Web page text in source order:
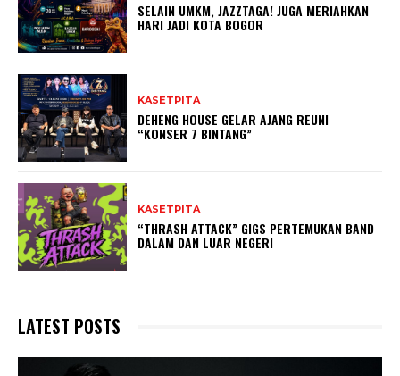
SELAIN UMKM, JAZZTAGA! JUGA MERIAHKAN
HARI JADI KOTA BOGOR
KASETPITA
DEHENG HOUSE GELAR AJANG REUNI
“KONSER 7 BINTANG”
KASETPITA
“THRASH ATTACK” GIGS PERTEMUKAN BAND
DALAM DAN LUAR NEGERI
LATEST POSTS